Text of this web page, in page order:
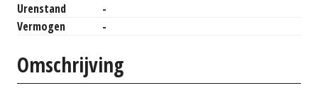
Urenstand
-
Vermogen
-
Omschrijving